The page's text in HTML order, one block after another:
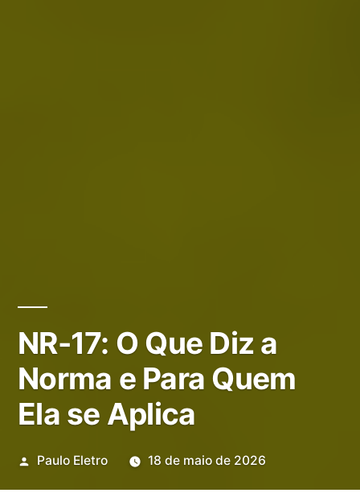
NR-17: O Que Diz a
Norma e Para Quem
Ela se Aplica
Publicado
Paulo Eletro 18 de maio de 2026